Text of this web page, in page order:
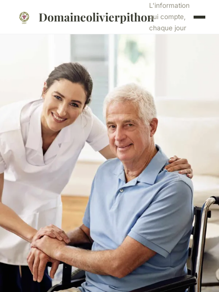
Domaineolivierpithon
L'information
qui compte,
chaque jour